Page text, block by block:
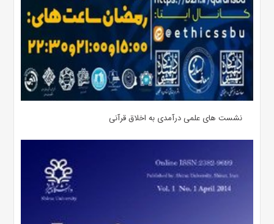
نشست های علمی درآمدی به اخلاق قرآنی